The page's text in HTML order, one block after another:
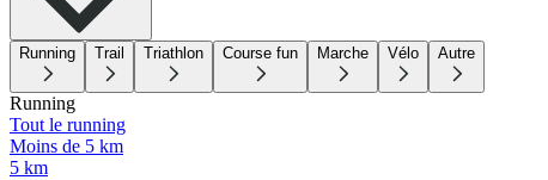
Running Trail Triathlon Course fun Marche Vélo Autre
Running
Tout le running
Moins de 5 km
5 km